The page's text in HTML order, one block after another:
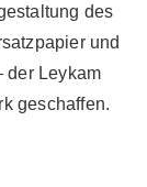
des
und
der Leykam
geschaffen.